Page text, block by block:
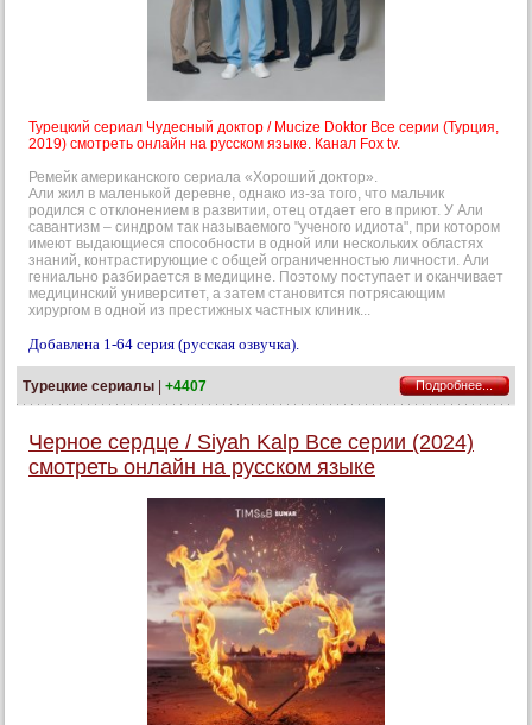
Турецкий сериал Чудесный доктор / Mucize Doktor Все серии (Турция,
2019) смотреть онлайн на русском языке. Канал Fox tv.
Ремейк американского сериала «Хороший доктор».
Али жил в маленькой деревне, однако из-за того, что мальчик
родился с отклонением в развитии, отец отдает его в приют. У Али
савантизм – синдром так называемого "ученого идиота", при котором
имеют выдающиеся способности в одной или нескольких областях
знаний, контрастирующие с общей ограниченностью личности. Али
гениально разбирается в медицине. Поэтому поступает и оканчивает
медицинский университет, а затем становится потрясающим
хирургом в одной из престижных частных клиник...
Добавлена 1-64 серия (русская озвучка).
Турецкие сериалы +4407 Подробнее...
Черное сердце / Siyah Kalp Все серии (2024)
смотреть онлайн на русском языке